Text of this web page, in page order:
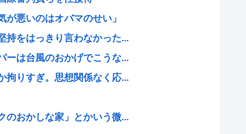
が悪いのはオバマのせい」
持をはっきり言わなかった...
ーは台風のおかげでこうな...
拘りすぎ。思想関係なく応...
のおかしな家」とかいう微...